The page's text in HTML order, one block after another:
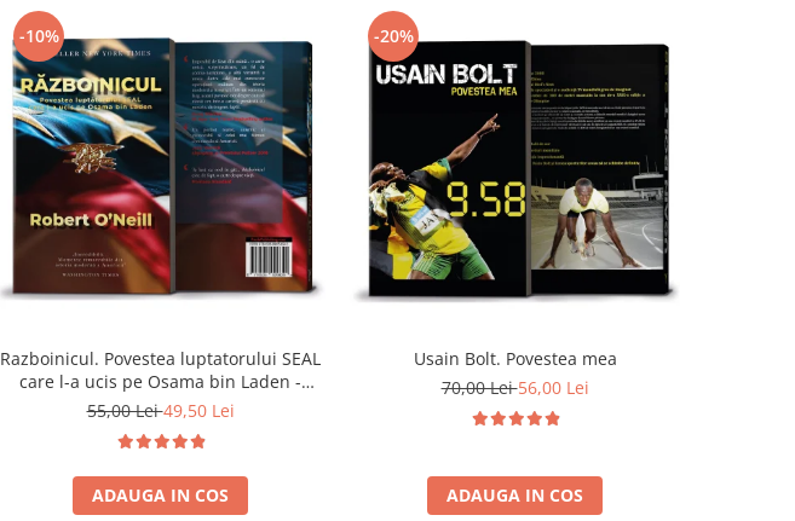
-10%
Razboinicul. Povestea luptatorului SEAL
care l-a ucis pe Osama bin Laden -
Robert O'Neill
55,00 Lei49,50 Lei
ADAUGA IN COS
-20%
Usain Bolt. Povestea mea
70,00 Lei56,00 Lei
ADAUGA IN COS